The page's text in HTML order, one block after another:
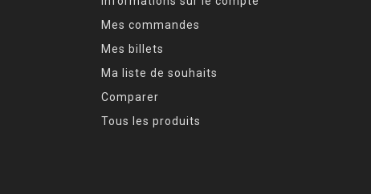
Mes commandes
Mes billets
Ma liste de souhaits
Comparer
Tous les produits